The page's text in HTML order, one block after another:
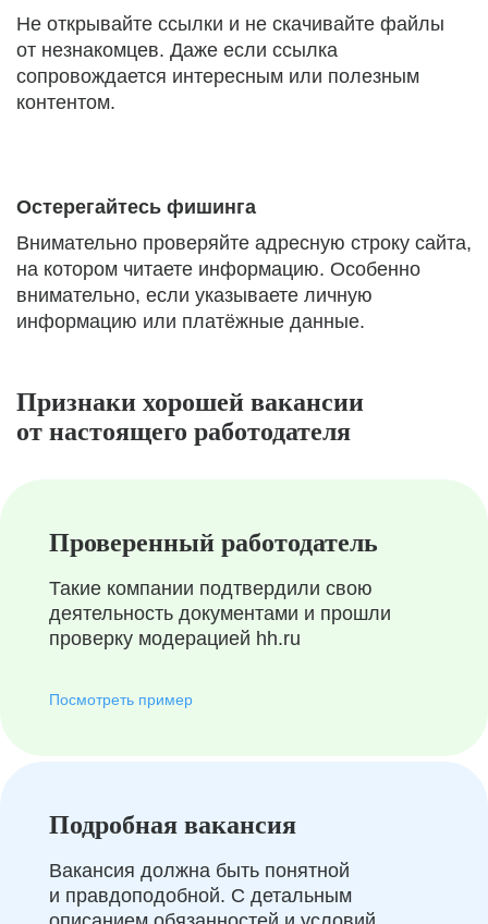
Не открывайте ссылки и не скачивайте файлы
от незнакомцев. Даже если ссылка
сопровождается интересным или полезным
контентом.
Остерегайтесь фишинга
Внимательно проверяйте адресную строку сайта,
на котором читаете информацию. Особенно
внимательно, если указываете личную
информацию или платёжные данные.
Признаки хорошей вакансии
от настоящего работодателя
Проверенный работодатель
Такие компании подтвердили свою
деятельность документами и прошли
проверку модерацией hh.ru
Посмотреть пример
Подробная вакансия
Вакансия должна быть понятной
и правдоподобной. С детальным